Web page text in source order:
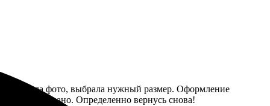
фото, выбрала нужный размер. Оформление
упаковано. Определенно вернусь снова!